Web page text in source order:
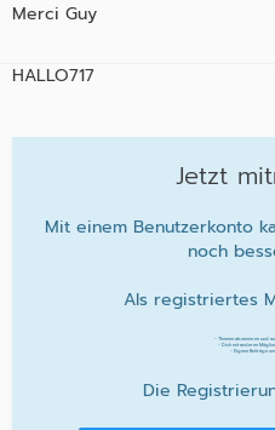
Merci Guy
HALLO717
Jetzt
Mit einem Benutzerkonto
noch
Als registriertes
- Themen abonnieren und
- Dich mit anderen
- Eigene Beiträge
Die